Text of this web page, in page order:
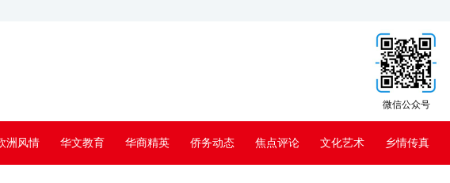
微信公众号
洲风情 华文教育 华商精英 侨务动态 焦点评论 文化艺术 乡情传真